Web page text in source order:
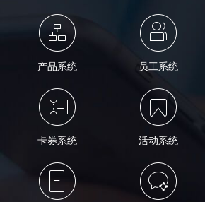
产品系统 员工系统
卡券系统 活动系统